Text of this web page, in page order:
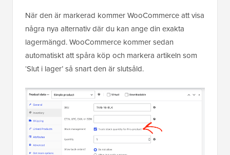
När den är markerad kommer WooCommerce att visa
några nya alternativ där du kan ange din exakta
lagermängd. WooCommerce kommer sedan
automatiskt att spåra köp och markera artikeln som
‘Slut i lager’ så snart den är slutsåld.